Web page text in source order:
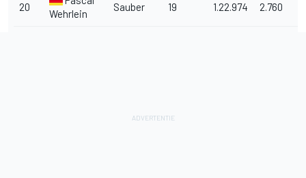
20
Wehrlein
Sauber 19 1.22.974 2.760